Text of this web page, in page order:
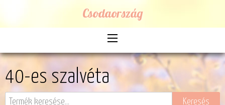
Csodaország
40-es szalvéta